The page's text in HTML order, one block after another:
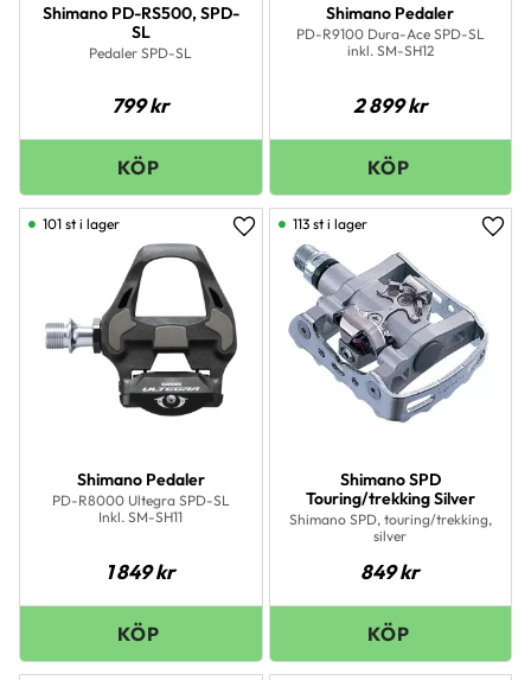
Shimano PD-RS500, SPD-
SL
Pedaler SPD-SL
799kr
Shimano Pedaler
PD-R9100 Dura-Ace SPD-SL
inkl. SM-SH12
2 899kr
Shimano Pedaler
PD-R8000 Ultegra SPD-SL
Inkl. SM-SH11
1 849kr
Lägg till i favoriter
101 st i lager
Shimano SPD
Touring/trekking Silver
Shimano SPD, touring/trekking,
silver
849kr
113 st i lager